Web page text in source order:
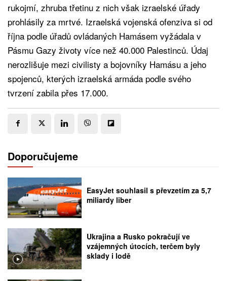
rukojmí, zhruba třetinu z nich však izraelské úřady
prohlásily za mrtvé. Izraelská vojenská ofenziva si od
října podle úřadů ovládaných Hamásem vyžádala v
Pásmu Gazy životy více než 40.000 Palestinců. Údaj
nerozlišuje mezi civilisty a bojovníky Hamásu a jeho
spojenců, kterých izraelská armáda podle svého
tvrzení zabila přes 17.000.
Doporučujeme
EasyJet souhlasil s převzetím za 5,7
miliardy liber
Ukrajina a Rusko pokračují ve
vzájemných útocích, terčem byly
sklady i lodě